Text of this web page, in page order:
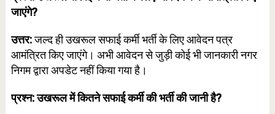
जाएंगे?
उत्तर:जल्द ही उखरूल सफाई कर्मी भर्ती के लिए आवेदन पत्र
आमंत्रित किए जाएंगे। अभी आवेदन से जुड़ी कोई भी जानकारी नगर
निगम द्वारा अपडेट नहीं किया गया है।
प्रश्न: उखरूल में कितने सफाई कर्मी की भर्ती की जानी है?